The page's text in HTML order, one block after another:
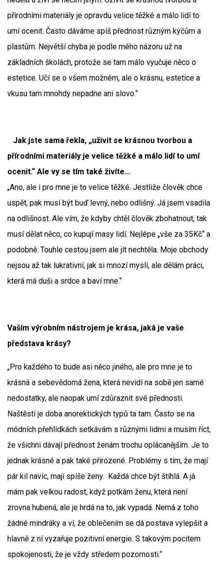
přírodními materiály je opravdu velice těžké a málo lidí to
umí ocenit. Často dáváme spíš přednost různým kýčům a
plastům. Největší chyba je podle mého názoru už na
základních školách, protože se tam málo vyučuje něco o
estetice. Učí se o všem možném, ale o krásnu, estetice a
vkusu tam mnohdy nepadne ani slovo.“
Jak jste sama řekla, „uživit se krásnou tvorbou a
přírodními materiály je velice těžké a málo lidí to umí
ocenit.“ Ale vy se tím také živíte…
„Ano, ale i pro mne je to velice těžké. Jestliže člověk chce
uspět, pak musí být buď levný, nebo odlišný. Já jsem vsadila
na odlišnost. Ale vím, že kdyby chtěl člověk zbohatnout, tak
musí dělat něco, co kupují masy lidí. Nejlépe „vše za 35Kč“ a
podobně. Touhle cestou jsem ale jít nechtěla. Moje obchody
nejsou až tak lukrativní, jak si mnozí myslí, ale dělám práci,
která má duši a srdce a baví mne.“
Vaším výrobním nástrojem je krása, jaká je vaše
představa krásy?
„Pro každého to bude asi něco jiného, ale pro mne je to
krásná a sebevědomá žena, která nevidí na sobě jen samé
nedostatky, ale naopak umí zdůraznit své přednosti.
Naštěstí je doba anorektických typů ta tam. Často se na
módních přehlídkách setkávám s různými lidmi a musím říct,
že všichni dávají přednost ženám trochu oplácanějším. Je to
jednak krásné a pak také přirozené. Problémy s tím, že mají
pár kil navíc, mají spíše ženy. Každá chce být štíhlá. A já
mám pak velkou radost, když potkám ženu, která není
zrovna hubená, ale je hrdá na to, jak vypadá. Nemá z toho
žádné mindráky a ví, že oblečením se dá postava vylepšit a
hlavně z ní vyzařuje pozitivní energie. S takovým pocitem
spokojenosti, že je vždy středem pozornosti.“